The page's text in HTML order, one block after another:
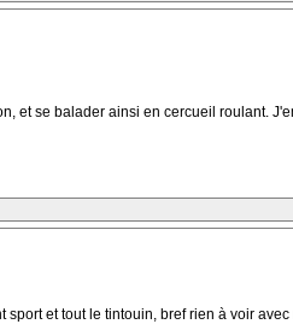
et se balader ainsi en cercueil roulant.
et tout le tintouin, bref rien à voir